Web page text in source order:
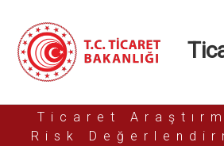
Ticaret
Risk